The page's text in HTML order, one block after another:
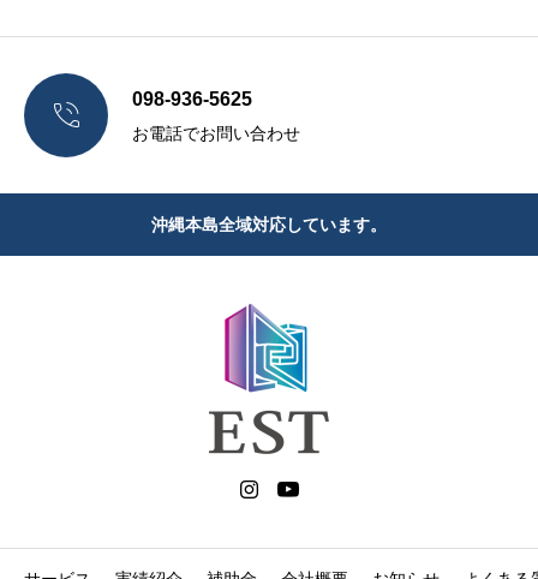
 098-936-5625
お電話でお問い合わせ
沖縄本島全域対応しています。